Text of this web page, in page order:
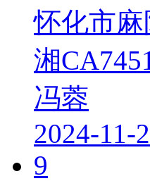
怀化市
湘
冯蓉
2024-11-
9